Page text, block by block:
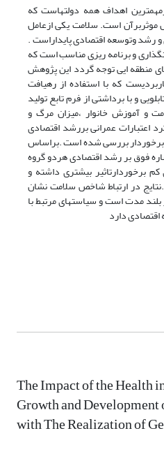
اهداف همه دولتهاست که
موثربرآن است. سلامت یکی ازعامل
و رشد وتوسعه اقتصادی پایداراست .
و برنامه ریزی مناسب است که
منطقه ایی توجه گردد این پژوهش
که با استفاده از رهیافت
و با برداشتی از فرم تابع تولید
و آموزش خانوار ،میزان مرگ و
اعتبارات عمرانی بررشد اقتصادی
برخوردار بررسی شده است .براساس
فوق بر رشد اقتصادی هردو گروه
کم برخوردارتاثیر بیشتری داشته و
در ارتباط شاخص سلامت نشان
مدت است و سیاستهای مرتبط با
دارد
The Impact of the Health
Growth and
with The Realization of